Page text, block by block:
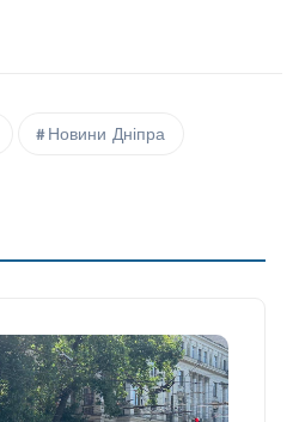
Новини Дніпра